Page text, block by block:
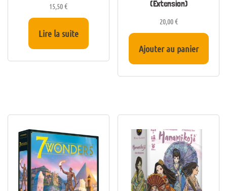
15,50€
Lire la suite
(Extension)
20,00€
Ajouter au panier